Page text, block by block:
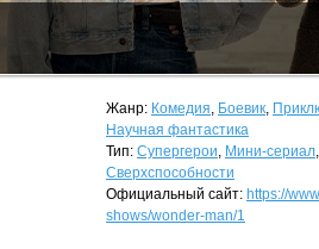
Жанр: Комедия, Боевик,
Научная фантастика
Тип: Супергерои, Мини-сериал,
Сверхспособности
Официальный сайт: https://
shows/wonder-man/1